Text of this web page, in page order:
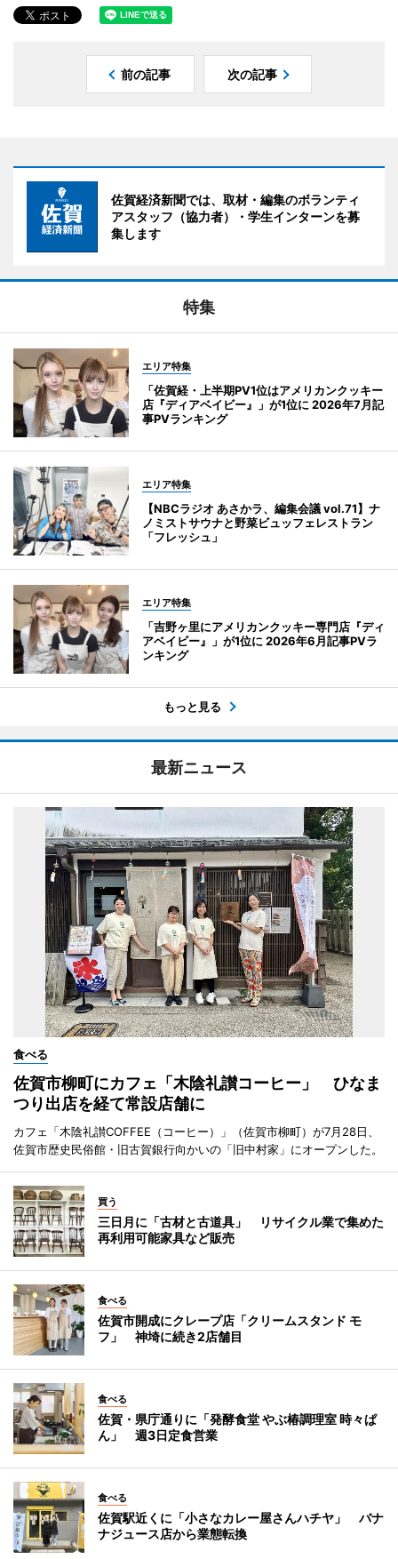
前の記事 次の記事
佐賀経済新聞では、取材・編集のボランティ
アスタッフ（協力者）・学生インターンを募
集します
特集
エリア特集
「佐賀経・上半期PV1位はアメリカンクッキー
店『ディアベイビー』」が1位に 2026年7月記
事PVランキング
エリア特集
【NBCラジオ あさかラ、編集会議 vol.71】ナ
ノミストサウナと野菜ビュッフェレストラン
「フレッシュ」
エリア特集
「吉野ヶ里にアメリカンクッキー専門店『ディ
アベイビー』」が1位に 2026年6月記事PVラ
ンキング
もっと見る
最新ニュース
食べる
佐賀市柳町にカフェ「木陰礼讃コーヒー」 ひなま
つり出店を経て常設店舗に
カフェ「木陰礼讃COFFEE（コーヒー）」（佐賀市柳町）が7月28日、
佐賀市歴史民俗館・旧古賀銀行向かいの「旧中村家」にオープンした。
買う
三日月に「古材と古道具」 リサイクル業で集めた
再利用可能家具など販売
食べる
佐賀市開成にクレープ店「クリームスタンド モ
フ」 神埼に続き2店舗目
食べる
佐賀・県庁通りに「発酵食堂 やぶ椿調理室 時々ぱ
ん」 週3日定食営業
食べる
佐賀駅近くに「小さなカレー屋さんハチヤ」 バナ
ナジュース店から業態転換